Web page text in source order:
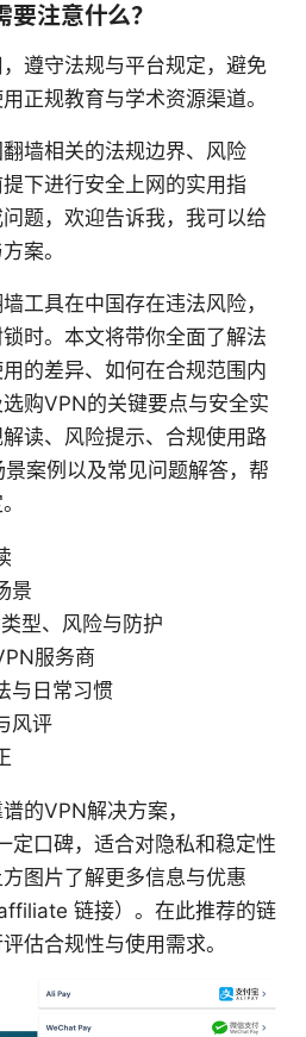
注意什么？
遵守法规与平台规定，避免
正规教育与学术资源渠道。
墙相关的法规边界、风险
下进行安全上网的实用指
题，欢迎告诉我，我可以给
案。
工具在中国存在违法风险，
时。本文将带你全面了解法
的差异、如何在合规范围内
购VPN的关键要点与安全实
读、风险提示、合规使用路
案例以及常见问题解答，帮
景
型、风险与防护
服务商
与日常习惯
风评
的VPN解决方案，
定口碑，适合对隐私和稳定性
图片了解更多信息与优惠
链接）。在此推荐的链
估合规性与使用需求。